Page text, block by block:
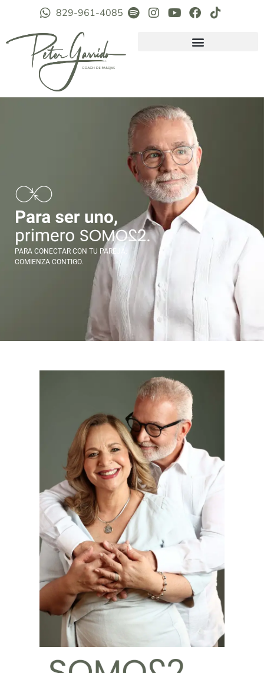
829-961-4085
PARA CONECTAR CON TU PAREJA,
COMIENZA CONTIGO.